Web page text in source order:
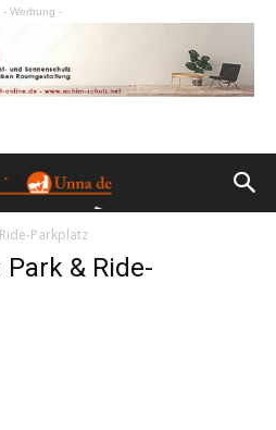
- Werbung -
Parkplatz
Park & Ride-